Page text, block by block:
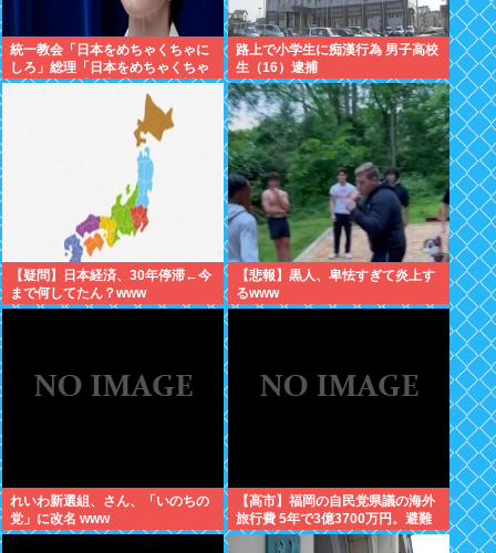
統一教会「日本をめちゃくちゃに
しろ」総理「日本をめちゃくちゃ
にします」愛国者「総理に反対す
るやつは反日！」 これなに？
路上で小学生に痴漢行為 男子高校
生（16）逮捕
【疑問】日本経済、30年停滞←今
まで何してたん？www
【悲報】黒人、卑怯すぎて炎上す
るwww
れいわ新選組、さん、「いのちの
党」に改名 www
【高市】福岡の自民党県議の海外
旅行費 5年で3億3700万円。避難
所で使えるテント 1個2万円。